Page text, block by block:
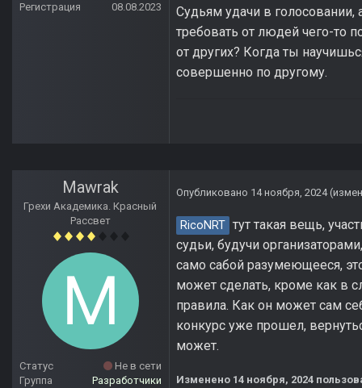
Регистрация
08.08.2023
Судьям удачи в
требовать от людей чего-то
от других? Когда ты
совершенно по другому.
Mawrak
Грехи Академика. Красный
Рассвет
Статус
Не в сети
Группа
Разработчики
Опубликовано 14 ноября, 2024
RicoNRT тут такая вещь,
судьи, будучи
само сабой разумеющееся,
может сделать, кроме как в
правила. Как он может сам
конкурс уже прошел,
может.
Изменено 14 ноября, 2024